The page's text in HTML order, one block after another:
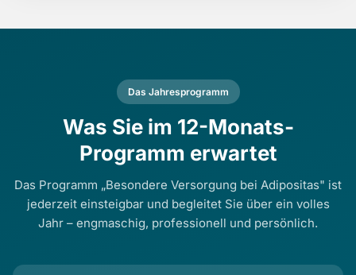
Das Jahresprogramm
Was Sie im 12-Monats-
Programm erwartet
Das Programm „Besondere Versorgung bei Adipositas" ist
jederzeit einsteigbar und begleitet Sie über ein volles
Jahr – engmaschig, professionell und persönlich.